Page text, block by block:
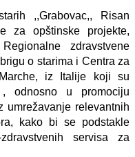
,,Grabovac,, Risan
za opštinske projekte,
zdravstvene
o starima i Centra za
iz Italije koji su
odnosno u promociju
umrežavanje relevantnih
kako bi se podstakle
servisa za